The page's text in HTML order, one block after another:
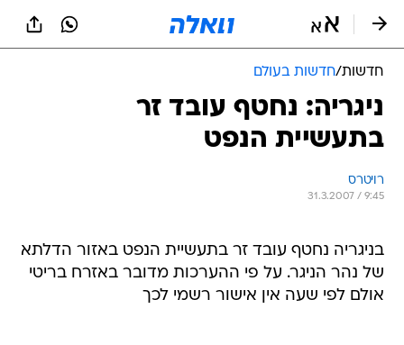
חדשות/חדשות בעולם
ניגריה: נחטף עובד זר
בתעשיית הנפט
רויטרס
31.3.2007 / 9:45
בניגריה נחטף עובד זר בתעשיית הנפט באזור הדלתא
של נהר הניגר. על פי ההערכות מדובר באזרח בריטי
אולם לפי שעה אין אישור רשמי לכך